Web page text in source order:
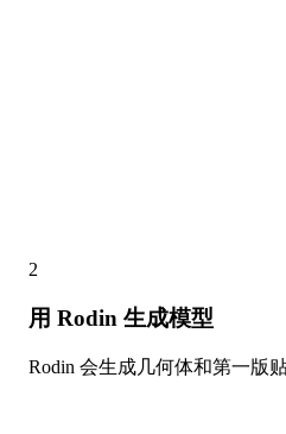
2
用 Rodin 生成模型
Rodin 会生成几何体和第一版